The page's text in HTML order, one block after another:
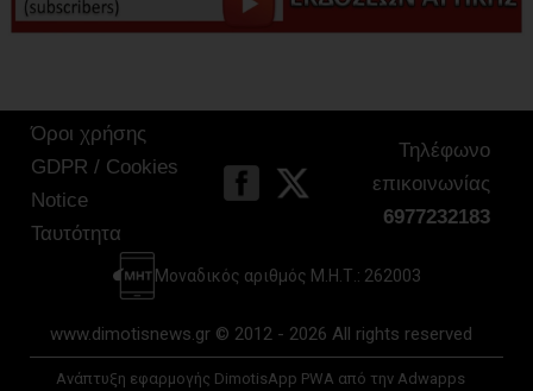
Όροι χρήσης
GDPR / Cookies
Notice
Ταυτότητα
Τηλέφωνο
επικοινωνίας
6977232183
Μοναδικός αριθμός Μ.Η.Τ.: 262003
www.dimotisnews.gr © 2012 - 2026 All rights reserved
Ανάπτυξη εφαρμογής DimotisApp PWA από την Adwapps